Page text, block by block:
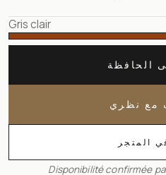
Gris clair
الحافظة
مع نظري
المتجر
Disponibilité confirmée